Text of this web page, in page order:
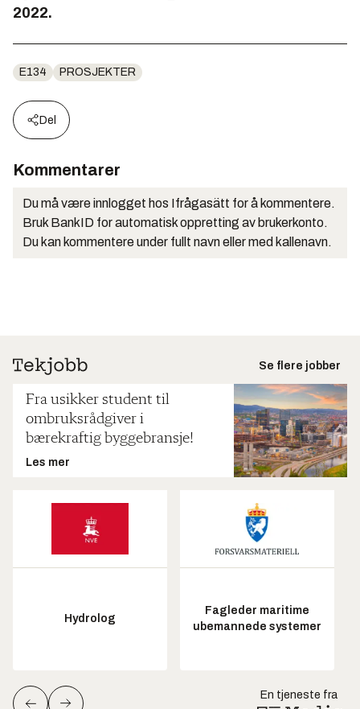
2022.
E134 PROSJEKTER
Del
Kommentarer
Du må være innlogget hos Ifrågasätt for å kommentere.
Bruk BankID for automatisk oppretting av brukerkonto.
Du kan kommentere under fullt navn eller med kallenavn.
Se flere jobber
Fra usikker student til
ombruksrådgiver i
bærekraftig byggebransje!
Les mer
Hydrolog
Fagleder maritime
ubemannede systemer
En tjeneste fra